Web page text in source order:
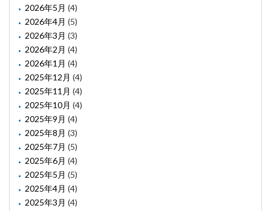
2026年5月 (4)
2026年4月 (5)
2026年3月 (3)
2026年2月 (4)
2026年1月 (4)
2025年12月 (4)
2025年11月 (4)
2025年10月 (4)
2025年9月 (4)
2025年8月 (3)
2025年7月 (5)
2025年6月 (4)
2025年5月 (5)
2025年4月 (4)
2025年3月 (4)